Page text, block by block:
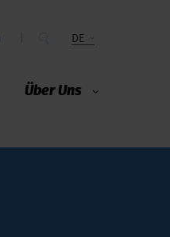
Über Uns
DE